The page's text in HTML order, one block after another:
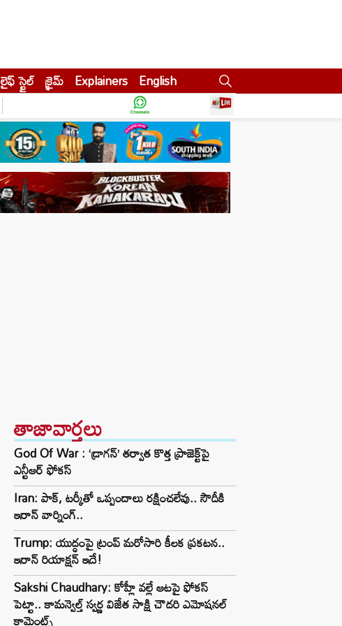
లైఫ్ స్టైల్ క్రైమ్ Explainers English
తాజావార్తలు
God Of War : ‘డ్రాగన్’ తర్వాత కొత్త ప్రాజెక్ట్‌పై
ఎన్టీఆర్ ఫోకస్
Iran: పాక్, టర్కీతో ఒప్పందాలు రక్షించలేవు.. సౌదీకి
ఇరాన్ వార్నింగ్..
Trump: యుద్ధంపై ట్రంప్ మరోసారి కీలక ప్రకటన..
ఇరాన్‌ రియాక్షన్ ఇదే!
Sakshi Chaudhary: కోహ్లీ వల్లే ఆటపై ఫోకస్‌
పెట్టా.. కామన్వెల్త్ స్వర్ణ విజేత సాక్షి చౌదరి ఎమోషనల్
కామెంట్స్